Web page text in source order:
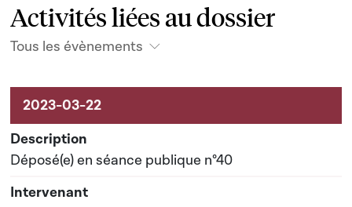
Activités liées au dossier
Tous les évènements
Activités liées au dossier
Déposé(e) en séance publique n°40